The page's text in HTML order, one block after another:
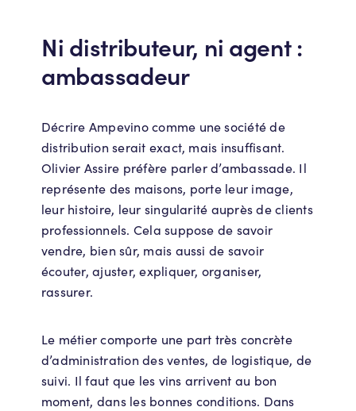
Ni distributeur, ni agent :
ambassadeur
Décrire Ampevino comme une société de
distribution serait exact, mais insuffisant.
Olivier Assire préfère parler d’ambassade. Il
représente des maisons, porte leur image,
leur histoire, leur singularité auprès de clients
professionnels. Cela suppose de savoir
vendre, bien sûr, mais aussi de savoir
écouter, ajuster, expliquer, organiser,
rassurer.
Le métier comporte une part très concrète
d’administration des ventes, de logistique, de
suivi. Il faut que les vins arrivent au bon
moment, dans les bonnes conditions. Dans